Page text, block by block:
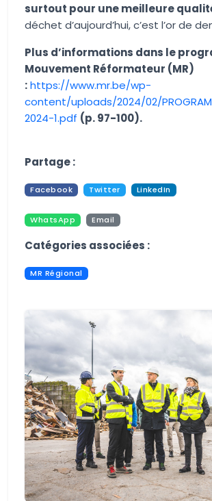
surtout pour une meilleure
déchet d’aujourd’hui, c’est l’or de
Plus d’informations dans le
Mouvement Réformateur (MR)
:https://www.mr.be/wp-
content/uploads/2024/02/
2024-1.pdf (p. 97-100).
Partage :
Facebook Twitter LinkedIn
WhatsApp Email
Catégories associées :
MR Régional